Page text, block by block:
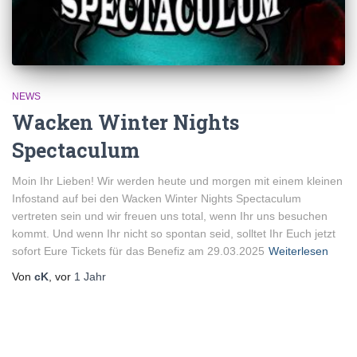
NEWS
Wacken Winter Nights
Spectaculum
Moin Ihr Lieben! Wir werden heute und morgen mit einem kleinen
Infostand auf bei den Wacken Winter Nights Spectaculum
vertreten sein und wir freuen uns total, wenn Ihr uns besuchen
kommt. Und wenn Ihr nicht so spontan seid, solltet Ihr Euch jetzt
sofort Eure Tickets für das Benefiz am 29.03.2025 Weiterlesen
Von cK, vor 1 Jahr